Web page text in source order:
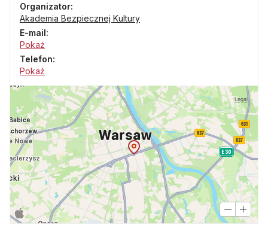
Organizator:
Akademia Bezpiecznej Kultury
E-mail:
Pokaż
Telefon:
Pokaż
Legal